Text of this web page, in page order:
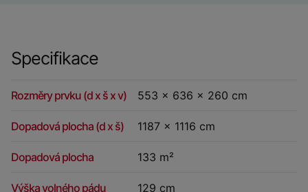
Specifikace
Rozměry prvku (d x š x v) 553 x 636 x 260 cm
Dopadová plocha (d x š) 1187 x 1116 cm
Dopadová plocha 133 m²
Výška volného pádu 129 cm